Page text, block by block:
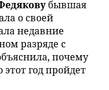
бывшая
о своей
недавние
разряде с
почему
год пройдет